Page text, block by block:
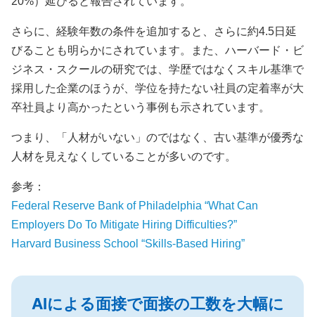
さらに、経験年数の条件を追加すると、さらに約4.5日延
びることも明らかにされています。また、ハーバード・ビ
ジネス・スクールの研究では、学歴ではなくスキル基準で
採用した企業のほうが、学位を持たない社員の定着率が大
卒社員より高かったという事例も示されています。
つまり、「人材がいない」のではなく、古い基準が優秀な
人材を見えなくしていることが多いのです。
参考：
Federal Reserve Bank of Philadelphia “What Can
Employers Do To Mitigate Hiring Difficulties?”
Harvard Business School “Skills-Based Hiring”
AIによる面接で面接の工数を大幅に